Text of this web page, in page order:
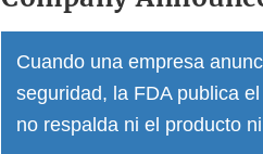
Cuando una empresa
seguridad, la FDA publica
no respalda ni el producto